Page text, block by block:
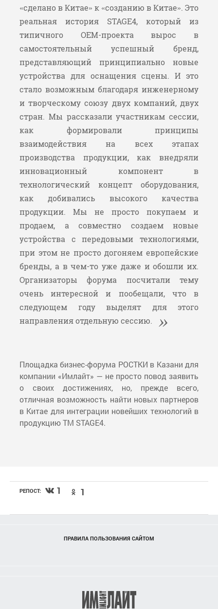
«сделано в Китае» к «созданию в Китае». Это
реальная история STAGE4, который из
типичного OEM-проекта вырос в
самостоятельный успешный бренд,
представляющий принципиально новые
устройства для оснащения сцены. И это
стало возможным благодаря инженерному
и творческому союзу двух компаний, двух
стран. Мы рассказали участникам сессии,
как формировали принципы
взаимодействия на всех этапах
производства продукции, как внедряли
инновационный компонент в
технологический концепт оборудования,
как добивались высокого качества
продукции. Мы не просто покупаем и
продаем, а совместно создаем новые
устройства с передовыми технологиями,
при этом не просто догоняем европейские
бренды, а в чем-то уже даже и обошли их.
Организаторы форума посчитали тему
очень интересной и пообещали, что в
следующем году выделят для этого
направления отдельную сессию.
Площадка бизнес-форума РОСТКИ в Казани для
компании «Имлайт» — не просто повод заявить
о своих достижениях, но, прежде всего,
отличная возможность найти новых партнеров
в Китае для интеграции новейших технологий в
продукцию ТМ STAGE4.
РЕПОСТ: 1 1
ПРАВИЛА ПОЛЬЗОВАНИЯ САЙТОМ